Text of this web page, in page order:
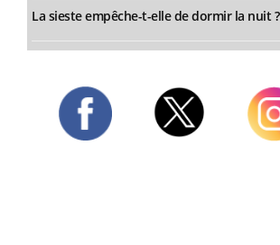
La sieste empêche-t-elle de dormir la nuit ?